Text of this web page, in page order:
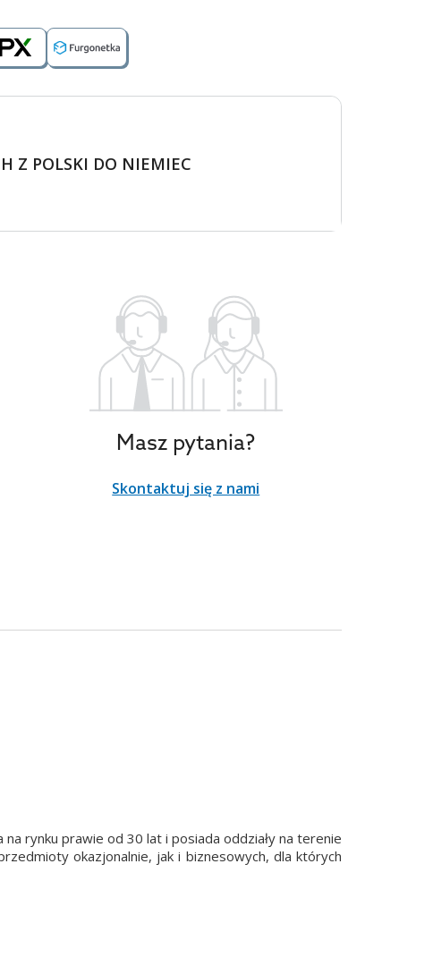
Z POLSKI DO NIEMIEC
Masz pytania?
Skontaktuj się z nami
rynku prawie od 30 lat i posiada oddziały na terenie
okazjonalnie, jak i biznesowych, dla których